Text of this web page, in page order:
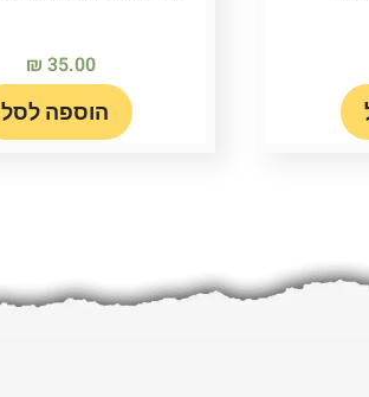
₪ 35.00
הוספה לסל